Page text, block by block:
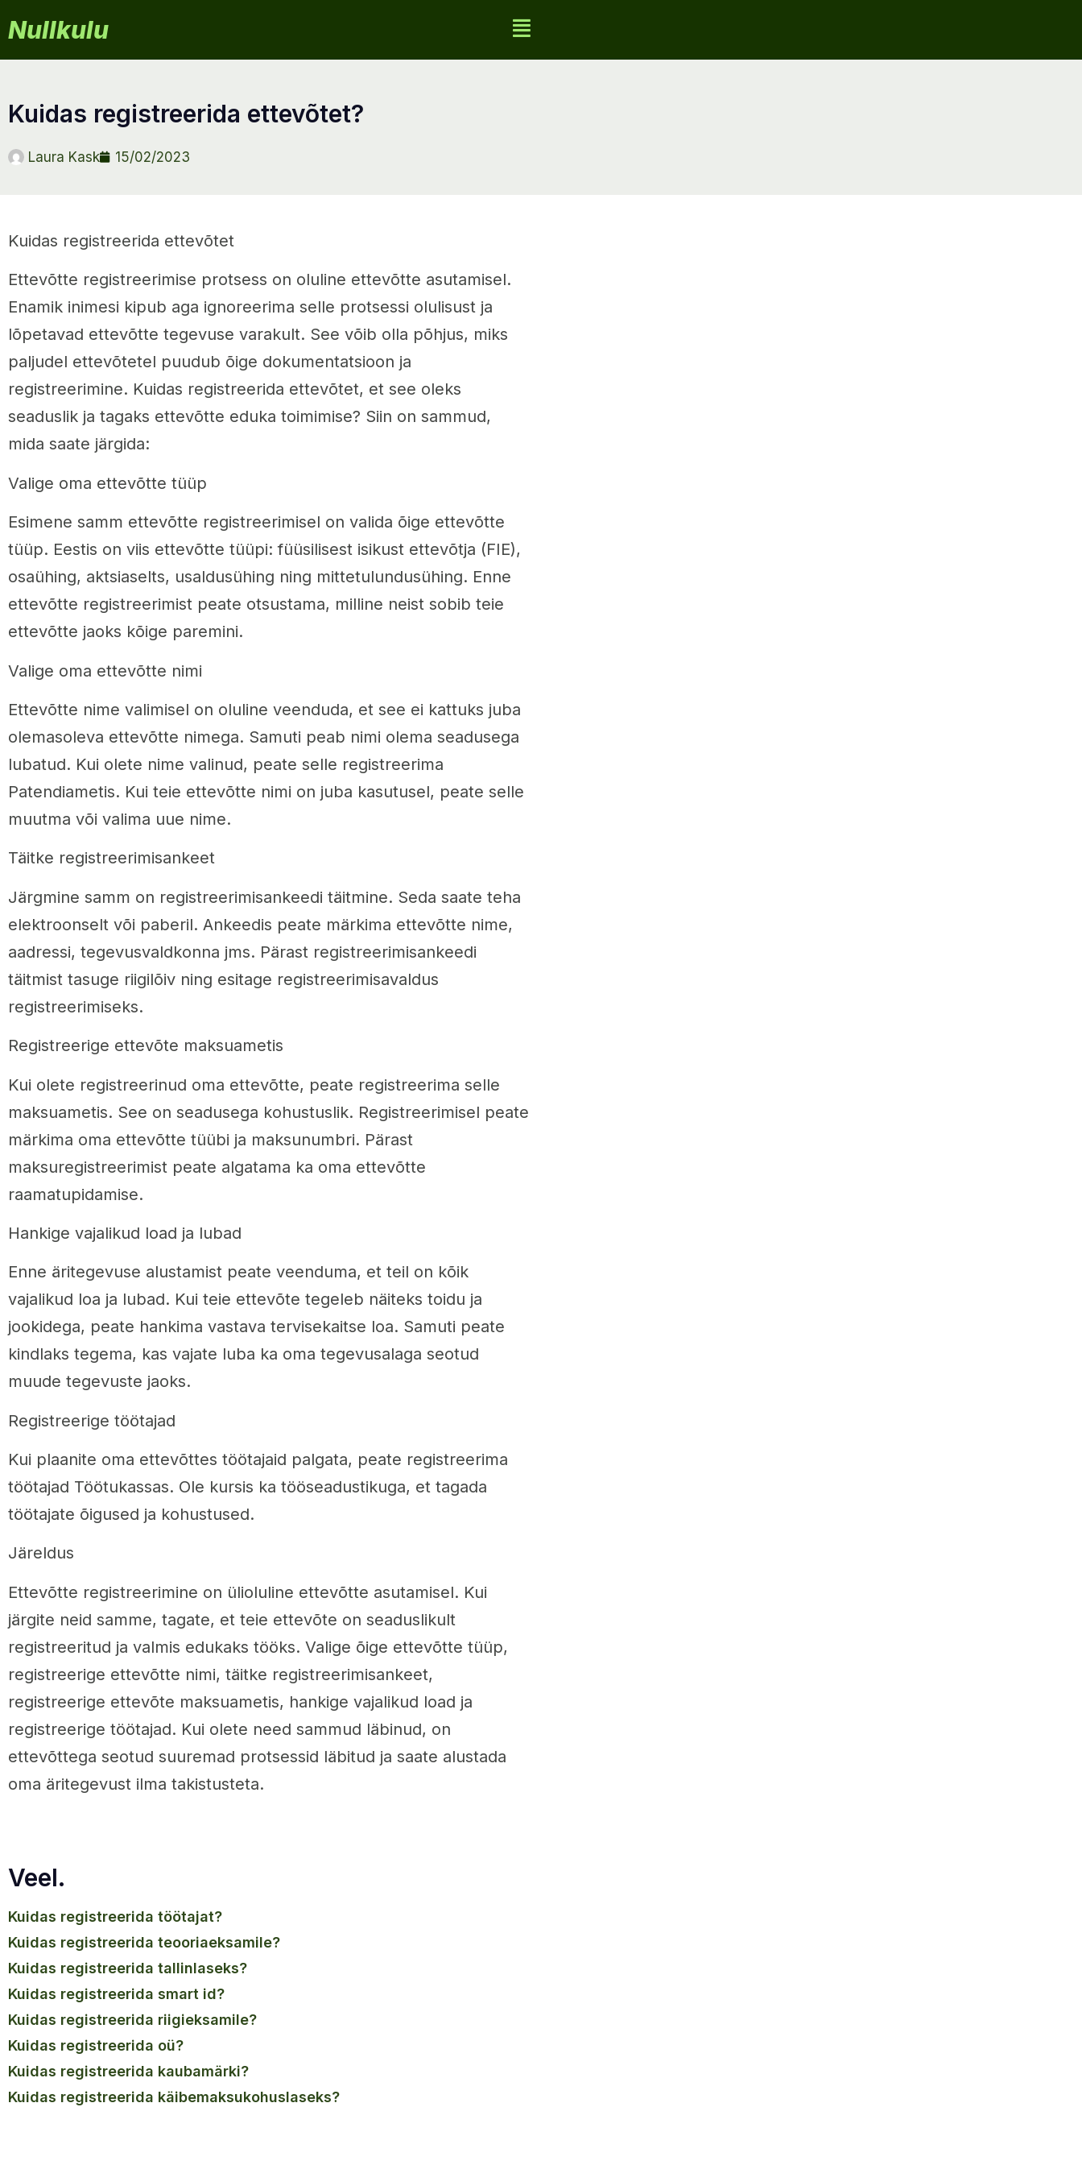
Nullkulu
kuidas registreerida ettevõtet?
Laura Kask 15/02/2023
Kuidas registreerida ettevõtet
Ettevõtte registreerimise protsess on oluline ettevõtte asutamisel.
Enamik inimesi kipub aga ignoreerima selle protsessi olulisust ja
lõpetavad ettevõtte tegevuse varakult. See võib olla põhjus, miks
paljudel ettevõtetel puudub õige dokumentatsioon ja
registreerimine. Kuidas registreerida ettevõtet, et see oleks
seaduslik ja tagaks ettevõtte eduka toimimise? Siin on sammud,
mida saate järgida:
Valige oma ettevõtte tüüp
Esimene samm ettevõtte registreerimisel on valida õige ettevõtte
tüüp. Eestis on viis ettevõtte tüüpi: füüsilisest isikust ettevõtja (FIE),
osaühing, aktsiaselts, usaldusühing ning mittetulundusühing. Enne
ettevõtte registreerimist peate otsustama, milline neist sobib teie
ettevõtte jaoks kõige paremini.
Valige oma ettevõtte nimi
Ettevõtte nime valimisel on oluline veenduda, et see ei kattuks juba
olemasoleva ettevõtte nimega. Samuti peab nimi olema seadusega
lubatud. Kui olete nime valinud, peate selle registreerima
Patendiametis. Kui teie ettevõtte nimi on juba kasutusel, peate selle
muutma või valima uue nime.
Täitke registreerimisankeet
Järgmine samm on registreerimisankeedi täitmine. Seda saate teha
elektroonselt või paberil. Ankeedis peate märkima ettevõtte nime,
aadressi, tegevusvaldkonna jms. Pärast registreerimisankeedi
täitmist tasuge riigilõiv ning esitage registreerimisavaldus
registreerimiseks.
Registreerige ettevõte maksuametis
Kui olete registreerinud oma ettevõtte, peate registreerima selle
maksuametis. See on seadusega kohustuslik. Registreerimisel peate
märkima oma ettevõtte tüübi ja maksunumbri. Pärast
maksuregistreerimist peate algatama ka oma ettevõtte
raamatupidamise.
Hankige vajalikud load ja lubad
Enne äritegevuse alustamist peate veenduma, et teil on kõik
vajalikud loa ja lubad. Kui teie ettevõte tegeleb näiteks toidu ja
jookidega, peate hankima vastava tervisekaitse loa. Samuti peate
kindlaks tegema, kas vajate luba ka oma tegevusalaga seotud
muude tegevuste jaoks.
Registreerige töötajad
Kui plaanite oma ettevõttes töötajaid palgata, peate registreerima
töötajad Töötukassas. Ole kursis ka tööseadustikuga, et tagada
töötajate õigused ja kohustused.
Järeldus
Ettevõtte registreerimine on ülioluline ettevõtte asutamisel. Kui
järgite neid samme, tagate, et teie ettevõte on seaduslikult
registreeritud ja valmis edukaks tööks. Valige õige ettevõtte tüüp,
registreerige ettevõtte nimi, täitke registreerimisankeet,
registreerige ettevõte maksuametis, hankige vajalikud load ja
registreerige töötajad. Kui olete need sammud läbinud, on
ettevõttega seotud suuremad protsessid läbitud ja saate alustada
oma äritegevust ilma takistusteta.
Veel.
kuidas registreerida töötajat?
kuidas registreerida teooriaeksamile?
kuidas registreerida tallinlaseks?
kuidas registreerida smart id?
kuidas registreerida riigieksamile?
kuidas registreerida oü?
kuidas registreerida kaubamärki?
kuidas registreerida käibemaksukohuslaseks?